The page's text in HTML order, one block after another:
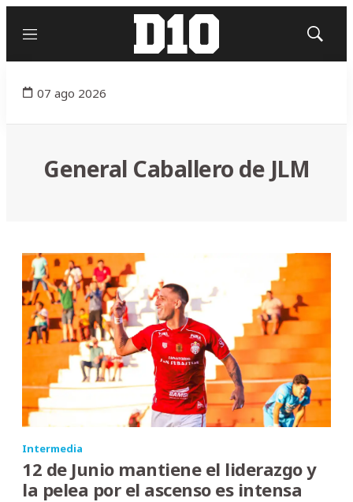
Menú
Mostrar
07 ago 2026
General Caballero de JLM
Intermedia
12 de Junio mantiene el liderazgo y
la pelea por el ascenso es intensa